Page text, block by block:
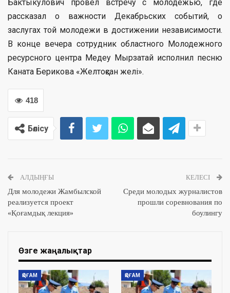
Бактыкулович провел встречу с молодежью, где
рассказал о важности Декабрьских событий, о
заслугах той молодежи в достижении независимости.
В конце вечера сотрудник областного Молодежного
ресурсного центра Медеу Мырзатай исполнил песню
Каната Берикова «Желтоқсан желі».
418
Бөлісу
АЛДЫҢҒЫ
Для молодежи Жамбылской
реализуется проект
«Қоғамдық лекция»
КЕЛЕСІ
Среди молодых журналистов
прошли соревнования по
боулингу
Өзге жаңалықтар
ҚОҒАМ ҚОҒАМ